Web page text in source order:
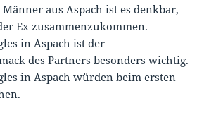
aus Aspach ist es denkbar,
Ex zusammenzukommen.
in Aspach ist der
des Partners besonders wichtig.
in Aspach würden beim ersten